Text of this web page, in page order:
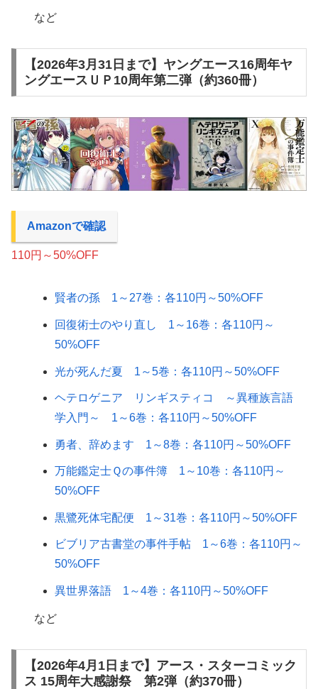
など
【2026年3月31日まで】ヤングエース16周年ヤ
ングエースＵＰ10周年第二弾（約360冊）
Amazonで確認
110円～50%OFF
賢者の孫 1～27巻：各110円～50%OFF
回復術士のやり直し 1～16巻：各110円～
50%OFF
光が死んだ夏 1～5巻：各110円～50%OFF
ヘテロゲニア リンギスティコ ～異種族言語
学入門～ 1～6巻：各110円～50%OFF
勇者、辞めます 1～8巻：各110円～50%OFF
万能鑑定士Ｑの事件簿 1～10巻：各110円～
50%OFF
黒鷺死体宅配便 1～31巻：各110円～50%OFF
ビブリア古書堂の事件手帖 1～6巻：各110円～
50%OFF
異世界落語 1～4巻：各110円～50%OFF
など
【2026年4月1日まで】アース・スターコミック
ス 15周年大感謝祭 第2弾（約370冊）